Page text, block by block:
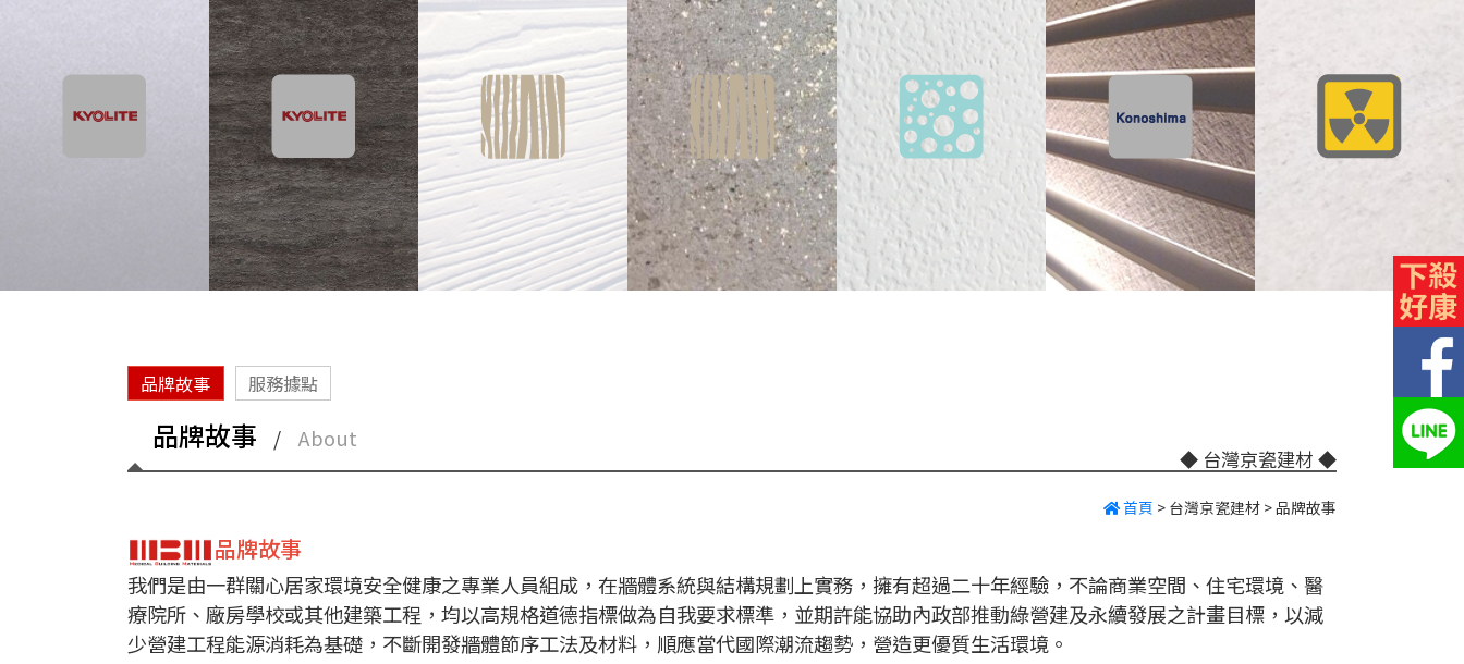
品牌故事 服務據點
品牌故事 / About
◆ 台灣京瓷建材 ◆
首頁 > 台灣京瓷建材 >品牌故事
品牌故事
我們是由一群關心居家環境安全健康之專業人員組成，在牆體系統與結構規劃上實務，擁有超過二十年經驗，不論商業空間、住宅環境、醫
療院所、廠房學校或其他建築工程，均以高規格道德指標做為自我要求標準，並期許能協助內政部推動綠營建及永續發展之計畫目標，以減
少營建工程能源消耗為基礎，不斷開發牆體節序工法及材料，順應當代國際潮流趨勢，營造更優質生活環境。